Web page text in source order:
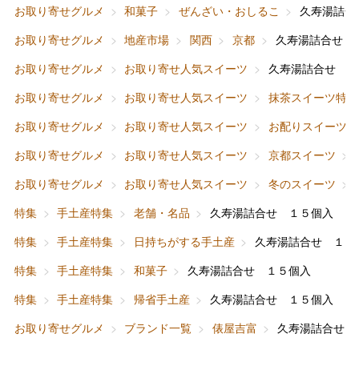
お取り寄せグルメ
和菓子 ぜんざい・おしるこ
久寿湯詰
お取り寄せグルメ
地産市場 関西 京都
久寿湯詰合せ
お取り寄せグルメ
お取り寄せ人気スイーツ
久寿湯詰合せ
お取り寄せグルメ
お取り寄せ人気スイーツ
抹茶スイーツ特集
お取り寄せグルメ
お取り寄せ人気スイーツ
お配りスイーツ
お取り寄せグルメ
お取り寄せ人気スイーツ 京都スイーツ
お取り寄せグルメ
お取り寄せ人気スイーツ 冬のスイーツ
特集
手土産特集 老舗・名品
久寿湯詰合せ １５個入
特集
手土産特集 日持ちがする手土産
久寿湯詰合せ １５
特集
手土産特集 和菓子
久寿湯詰合せ １５個入
特集
手土産特集 帰省手土産
久寿湯詰合せ １５個入
お取り寄せグルメ
ブランド一覧 俵屋吉富 久寿湯詰合せ
フード＆スイーツ
ファッション
ホーム＆インテリア
ベビー＆キッズ
出産内祝い
結婚内祝い
お香典返し
快気祝い
バレンタインチョコレート
ホワイトデー
母の日
父の日
お中元
敬老の日